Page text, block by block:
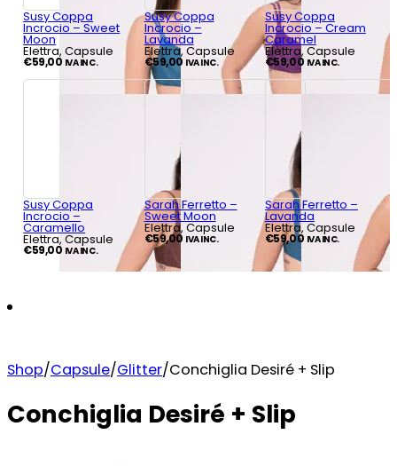
Susy Coppa
Incrocio – Sweet
Moon
Elettra, Capsule
€59,00 IVA INC.
Susy Coppa
Incrocio –
Lavanda
Elettra, Capsule
€59,00 IVA INC.
Susy Coppa
Incrocio – Cream
Caramel
Elettra, Capsule
€59,00 IVA INC.
Susy Coppa
Incrocio –
Caramello
Elettra, Capsule
€59,00 IVA INC.
Sarah Ferretto –
Sweet Moon
Elettra, Capsule
€59,00 IVA INC.
Sarah Ferretto –
Lavanda
Elettra, Capsule
€59,00 IVA INC.
Shop/Capsule/Glitter/Conchiglia Desiré + Slip
Conchiglia Desiré + Slip